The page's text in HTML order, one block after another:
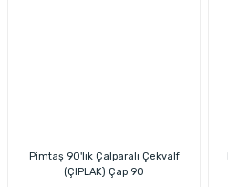
Pimtaş 90'lık Çalparalı Çekvalf
(ÇIPLAK) Çap 90